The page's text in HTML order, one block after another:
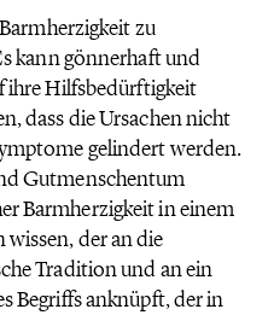
zu
kann gönnerhaft und
ihre Hilfsbedürftigkeit
dass die Ursachen nicht
gelindert werden.
Gutmenschentum
Barmherzigkeit in einem
der an die
Tradition und an ein
Begriffs anknüpft, der in